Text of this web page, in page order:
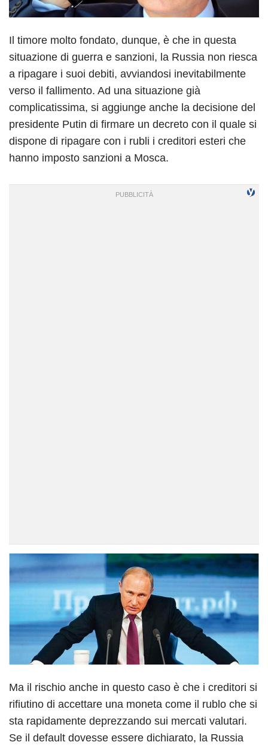
Il timore molto fondato, dunque, è che in questa
situazione di guerra e sanzioni, la Russia non riesca
a ripagare i suoi debiti, avviandosi inevitabilmente
verso il fallimento. Ad una situazione già
complicatissima, si aggiunge anche la decisione del
presidente Putin di firmare un decreto con il quale si
dispone di ripagare con i rubli i creditori esteri che
hanno imposto sanzioni a Mosca.
Ma il rischio anche in questo caso è che i creditori si
rifiutino di accettare una moneta come il rublo che si
sta rapidamente deprezzando sui mercati valutari.
Se il default dovesse essere dichiarato, la Russia